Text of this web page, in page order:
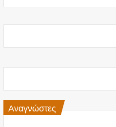
Αναγνώστες